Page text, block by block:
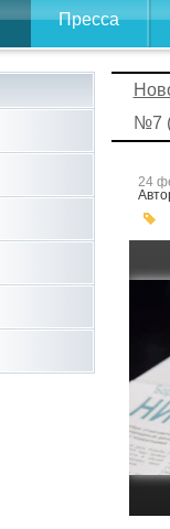
Пресса
№7
24